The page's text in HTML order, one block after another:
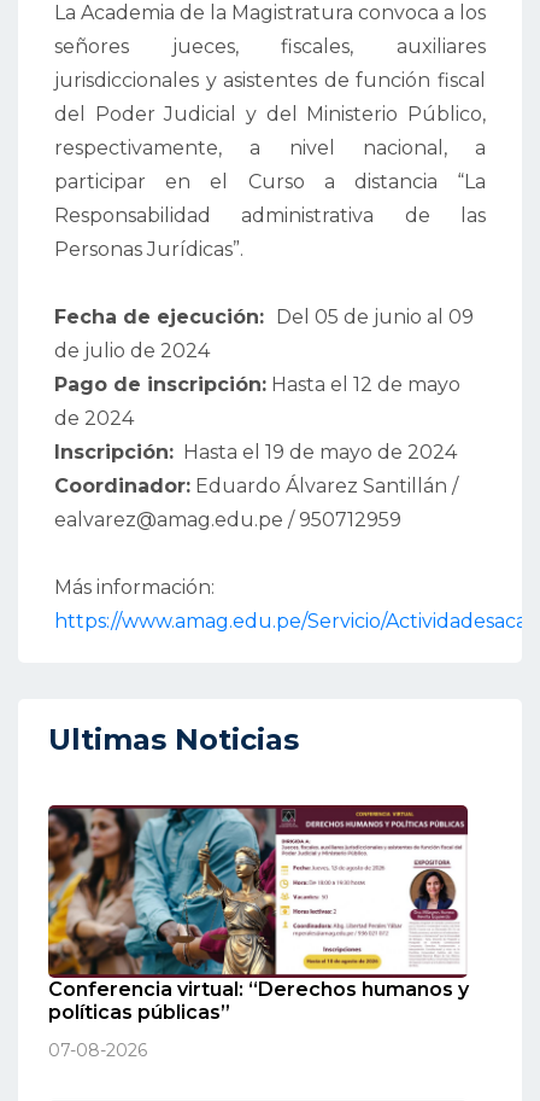
La Academia de la Magistratura convoca a los
señores jueces, fiscales, auxiliares
jurisdiccionales y asistentes de función fiscal
del Poder Judicial y del Ministerio Público,
respectivamente, a nivel nacional, a
participar en el Curso a distancia “La
Responsabilidad administrativa de las
Personas Jurídicas”.
Fecha de ejecución:
Del 05 de junio al 09
de julio de 2024
Pago de inscripción: Hasta el 12 de mayo
de 2024
Inscripción: Hasta el 19 de mayo de 2024
Coordinador: Eduardo Álvarez Santillán /
ealvarez@amag.edu.pe / 950712959
Más información:
https://www.amag.edu.pe/Servicio/
Ultimas Noticias
Conferencia virtual: “Derechos humanos y
políticas públicas”
07-08-2026